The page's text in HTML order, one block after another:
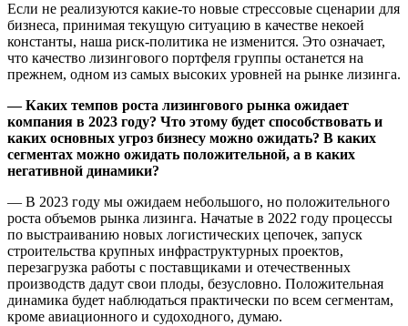
Если не реализуются какие-то новые стрессовые сценарии для
бизнеса, принимая текущую ситуацию в качестве некоей
константы, наша риск-политика не изменится. Это означает,
что качество лизингового портфеля группы останется на
прежнем, одном из самых высоких уровней на рынке лизинга.
— Каких темпов роста лизингового рынка ожидает
компания в 2023 году? Что этому будет способствовать и
каких основных угроз бизнесу можно ожидать? В каких
сегментах можно ожидать положительной, а в каких
негативной динамики?
— В 2023 году мы ожидаем небольшого, но положительного
роста объемов рынка лизинга. Начатые в 2022 году процессы
по выстраиванию новых логистических цепочек, запуск
строительства крупных инфраструктурных проектов,
перезагрузка работы с поставщиками и отечественных
производств дадут свои плоды, безусловно. Положительная
динамика будет наблюдаться практически по всем сегментам,
кроме авиационного и судоходного, думаю.